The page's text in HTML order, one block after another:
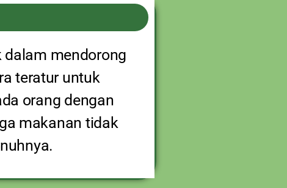
mendorong
teratur untuk
orang dengan
makanan tidak